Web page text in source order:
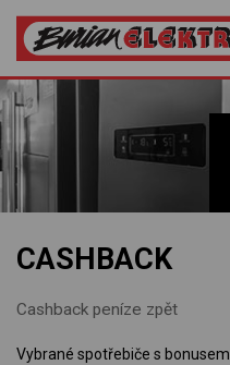
CASHBACK
Cashback peníze zpět
Vybrané spotřebiče s bonusem